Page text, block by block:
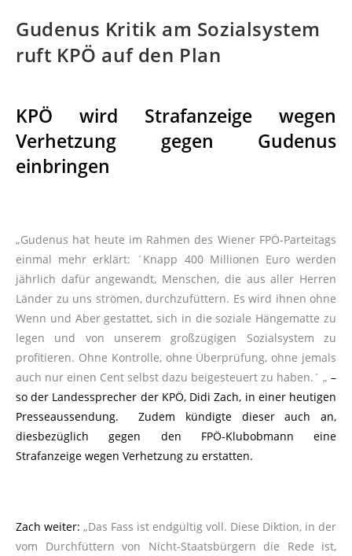
Gudenus Kritik am Sozialsystem
ruft KPÖ auf den Plan
KPÖ wird Strafanzeige wegen
Verhetzung gegen Gudenus
einbringen
„Gudenus hat heute im Rahmen des Wiener FPÖ-Parteitags
einmal mehr erklärt: ´Knapp 400 Millionen Euro werden
jährlich dafür angewandt, Menschen, die aus aller Herren
Länder zu uns strömen, durchzufüttern. Es wird ihnen ohne
Wenn und Aber gestattet, sich in die soziale Hängematte zu
legen und von unserem großzügigen Sozialsystem zu
profitieren. Ohne Kontrolle, ohne Überprüfung, ohne jemals
auch nur einen Cent selbst dazu beigesteuert zu haben.´ „ –
so der Landessprecher der KPÖ, Didi Zach, in einer heutigen
Presseaussendung. Zudem kündigte dieser auch an,
diesbezüglich gegen den FPÖ-Klubobmann eine
Strafanzeige wegen Verhetzung zu erstatten.
Zach weiter: „Das Fass ist endgültig voll. Diese Diktion, in der
vom Durchfüttern von Nicht-Staatsbürgern die Rede ist,